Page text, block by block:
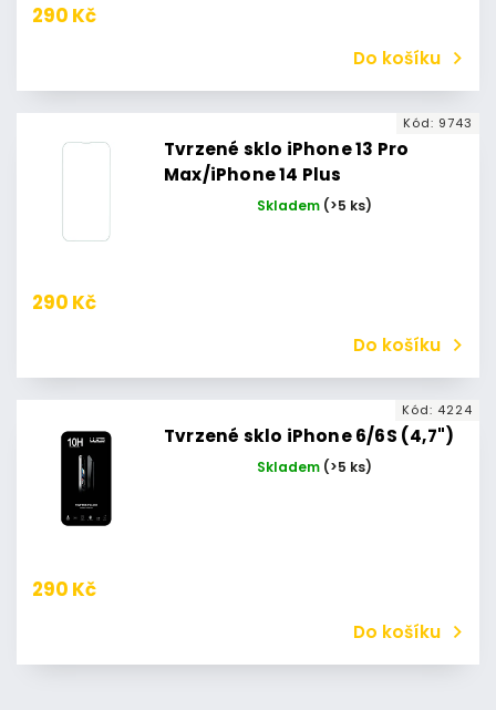
290 Kč
Do košíku
Tvrzené sklo iPhone 13 Pro
Max/iPhone 14 Plus
Skladem (>5 ks)
290 Kč
Do košíku
Kód: 9743
Tvrzené sklo iPhone 6/6S (4,7")
Skladem (>5 ks)
290 Kč
Do košíku
Kód: 4224